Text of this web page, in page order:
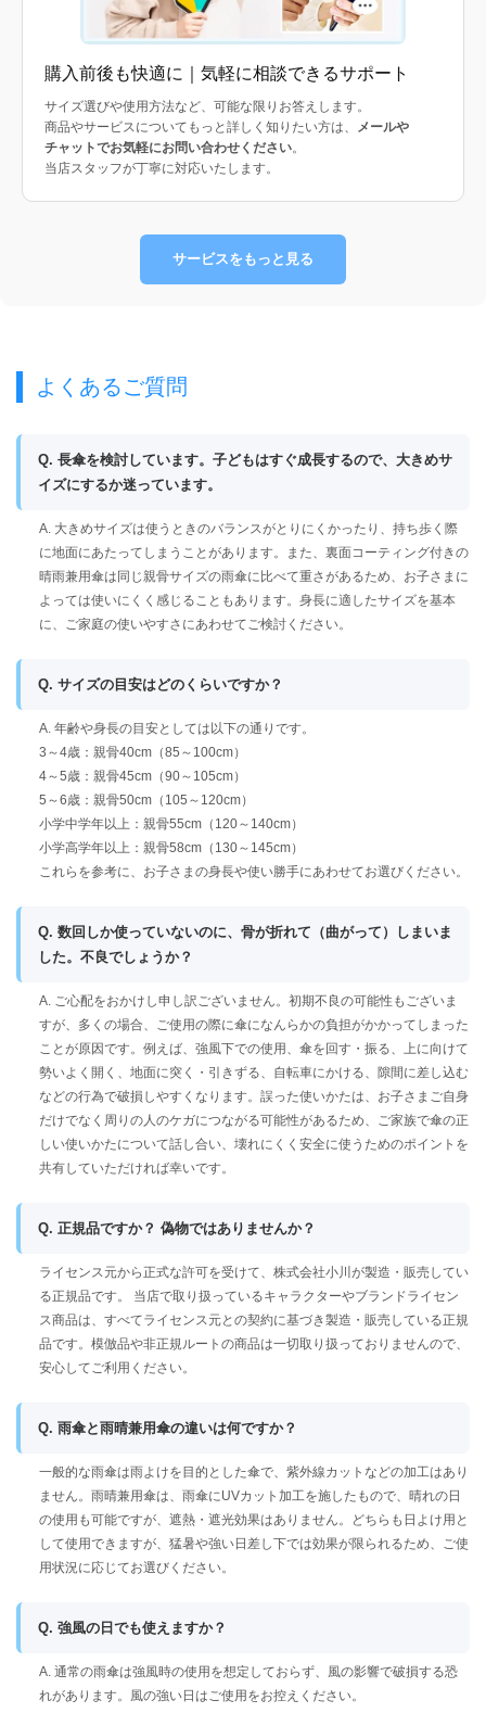
購入前後も快適に｜気軽に相談できるサポート
サイズ選びや使用方法など、可能な限りお答えします。
商品やサービスについてもっと詳しく知りたい方は、
メールや
チャットでお気軽にお問い合わせください。
当店スタッフが丁寧に対応いたします。
サービスをもっと見る
よくあるご質問
Q. 長傘を検討しています。子どもはすぐ成長するので、大きめサ
イズにするか迷っています。
A. 大きめサイズは使うときのバランスがとりにくかったり、持ち歩く際
に地面にあたってしまうことがあります。また、裏面コーティング付きの
晴雨兼用傘は同じ親骨サイズの雨傘に比べて重さがあるため、お子さまに
よっては使いにくく感じることもあります。身長に適したサイズを基本
に、ご家庭の使いやすさにあわせてご検討ください。
Q. サイズの目安はどのくらいですか？
A. 年齢や身長の目安としては以下の通りです。
3～4歳：親骨40cm（85～100cm）
4～5歳：親骨45cm（90～105cm）
5～6歳：親骨50cm（105～120cm）
小学中学年以上：親骨55cm（120～140cm）
小学高学年以上：親骨58cm（130～145cm）
これらを参考に、お子さまの身長や使い勝手にあわせてお選びください。
Q. 数回しか使っていないのに、骨が折れて（曲がって）しまいま
した。不良でしょうか？
A. ご心配をおかけし申し訳ございません。初期不良の可能性もございま
すが、多くの場合、ご使用の際に傘になんらかの負担がかかってしまった
ことが原因です。例えば、強風下での使用、傘を回す・振る、上に向けて
勢いよく開く、地面に突く・引きずる、自転車にかける、隙間に差し込む
などの行為で破損しやすくなります。誤った使いかたは、お子さまご自身
だけでなく周りの人のケガにつながる可能性があるため、ご家族で傘の正
しい使いかたについて話し合い、壊れにくく安全に使うためのポイントを
共有していただければ幸いです。
Q. 正規品ですか？ 偽物ではありませんか？
ライセンス元から正式な許可を受けて、株式会社小川が製造・販売してい
る正規品です。 当店で取り扱っているキャラクターやブランドライセン
ス商品は、すべてライセンス元との契約に基づき製造・販売している正規
品です。模倣品や非正規ルートの商品は一切取り扱っておりませんので、
安心してご利用ください。
Q. 雨傘と雨晴兼用傘の違いは何ですか？
一般的な雨傘は雨よけを目的とした傘で、紫外線カットなどの加工はあり
ません。雨晴兼用傘は、雨傘にUVカット加工を施したもので、晴れの日
の使用も可能ですが、遮熱・遮光効果はありません。どちらも日よけ用と
して使用できますが、猛暑や強い日差し下では効果が限られるため、ご使
用状況に応じてお選びください。
Q. 強風の日でも使えますか？
A. 通常の雨傘は強風時の使用を想定しておらず、風の影響で破損する恐
れがあります。風の強い日はご使用をお控えください。